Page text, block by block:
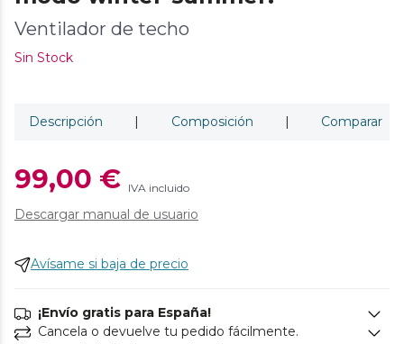
Ventilador de techo
Sin Stock
Descripción | Composición | Comparar
99,00 € IVA incluido
Descargar manual de usuario
Avísame si baja de precio
¡Envío gratis para España!
Cancela o devuelve tu pedido fácilmente.